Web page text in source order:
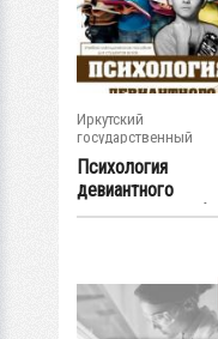
Иркутский
государственный
университет
Психология
девиантного
поведения : учеб.-